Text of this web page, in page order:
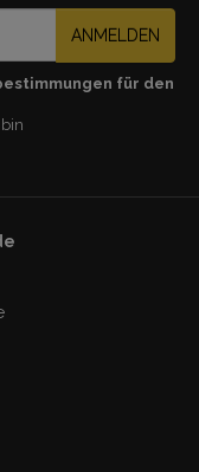
ANMELDEN
für den